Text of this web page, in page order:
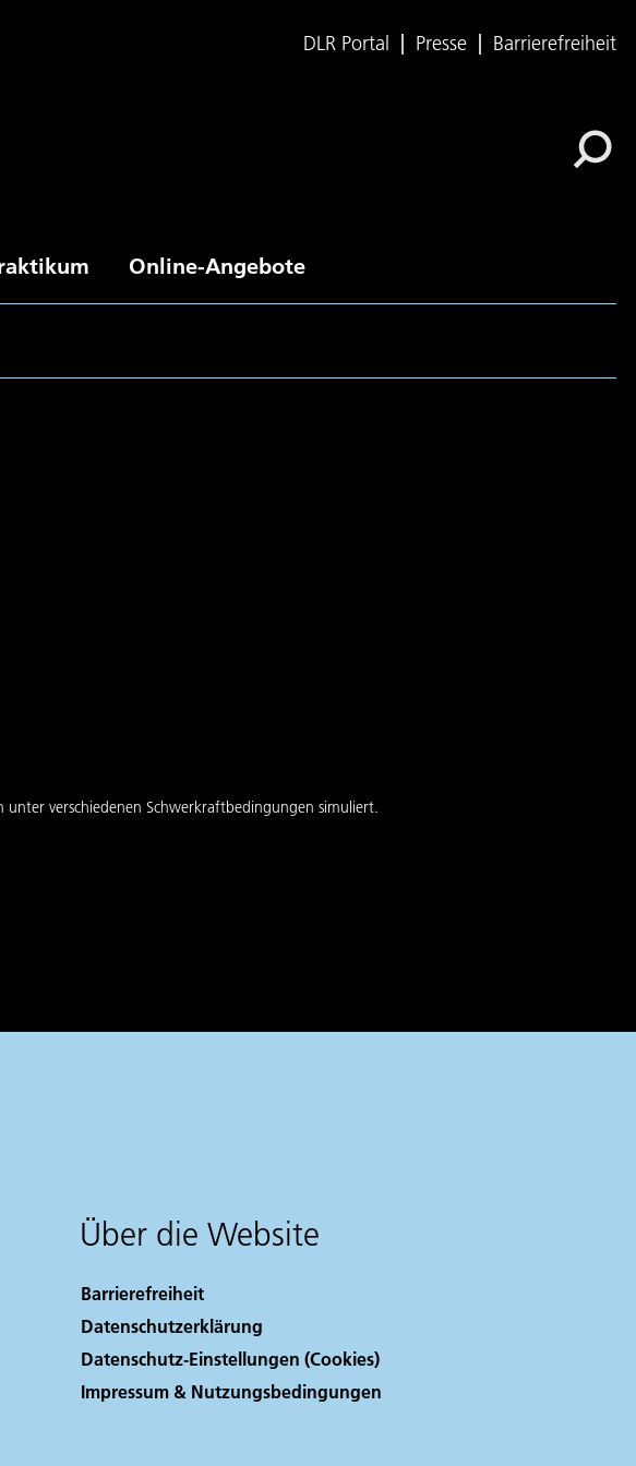
DLR Portal Presse Barrierefreiheit
Online-Angebote
unter verschiedenen Schwerkraftbedingungen simuliert.
Über die Website
Barrierefreiheit
Datenschutzerklärung
Datenschutz-Einstellungen (Cookies)
Impressum & Nutzungsbedingungen